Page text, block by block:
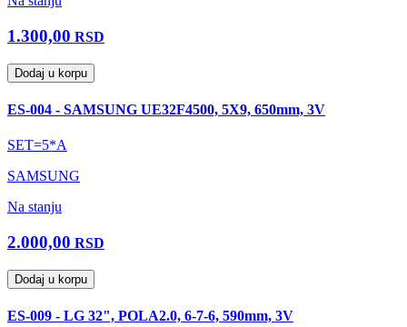
1.300,00 RSD
Dodaj u korpu
ES-004 - SAMSUNG UE32F4500, 5X9, 650mm, 3V
SET=5*A
SAMSUNG
Na stanju
2.000,00 RSD
Dodaj u korpu
ES-009 - LG 32", POLA2.0, 6-7-6, 590mm, 3V